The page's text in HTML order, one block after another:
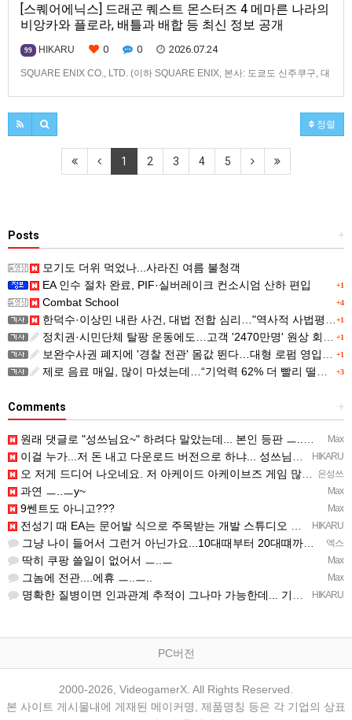
[스퀘어에닉스] 드래곤 퀘스트 몬스터즈 4 메마른 나라의
비앙카와 플로라, 배틀과 배합 등 최신 정보 공개
99 HIKARU 0 0 2026.07.24
SQUARE ENIX CO., LTD. (이하 SQUARE ENIX, 본사: 도쿄도 신주쿠구, 대
와 플로라』(대응 기종: Nintendo Switch™ 2/Nintendo
Switch™/PlayStation®…
정렬
1 2 3 4 5
+
Posts
모기도 더위 먹었나...사라진 여름 불청객
+1
EA 인수 절차 완료, PIF·실버레이크 컨소시엄 산하 편입
+4
Combat School
+1
한덕수·이상민 내란 사건, 대법 전합 심리…"역사적 사법평가"(종합)
+1
정치권·시민단체 탈팡 운동에도…고객 '2470만명' 원상 회복, "고물가에 돌팡"
+1
보완수사권 폐지에 '경찰 전관' 몸값 뛴다…대형 로펌 영입전쟁
+3
제로 음료 매일, 많이 마셨는데…“기억력 62% 더 빨리 떨어진다
+
Comments
Max
원래 댓글로 "성쓰님요~" 하려다 말았는데... 본인 등판 ㅡ..ㅡy~
HIKARU
이걸 누가...저 돈 내고 다운로드 버전으로 하냐... 성쓰님이 계셨다!!!...
은성쓰
오 저게 드디어 나오네요. 저 아케이드 아케이브즈 게임 많이 샀는데요 ㅎㅎㅎ
Max
과연 ㅡ..ㅡy~
Max
9쎈트도 아니고???
HIKARU
전성기 때 EA는 문어발 식으로 주목받는 개발 스튜디오 흡수하고, 빙신....만들어서 내다 버리는 걸로 유명…
엑스
그냥 나이 들어서 그런거 아닌가요...10대때부터 20대떄까지 관찰한거면 몰라도...
Max
딱히 쿠팡 쓸일이 없어서 ㅡ..ㅡ
Max
그놈에 전관....에휴 ㅡ..ㅡ..
HIKARU
명확한 질병이면 인과관계 추적이 그나마 가능한데... 기억력 감퇴는 상대적인 거고, 개인 편차가 심해서...…
PC버전
2000-2026, VideogamerX. All Rights Reserved.
본 사이트 게시물내에 게재된 메이커명, 제품명칭 등은 각 기업의 상표